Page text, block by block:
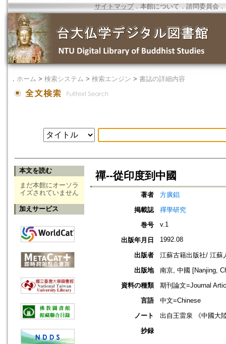
サイトマップ．本館について ． 諮問委員会 ．
． ホーム > 検索システム > 検索エンジン > 書誌の詳細内容
本文を読む
まだ本館にオーソラ
イズされていません
加えサービス
禪--從印度到中國
著者
方廣錩
掲載誌
禪學研究
巻号
v.1
出版年月日 1992.08
出版者
江蘇古籍出版社/ 江蘇
出版地
南京, 中國 [Nanjing,
資料の種類
期刊論文=Journal
言語
中文=Chinese
ノート
出自王雷泉 《中國大
抄録